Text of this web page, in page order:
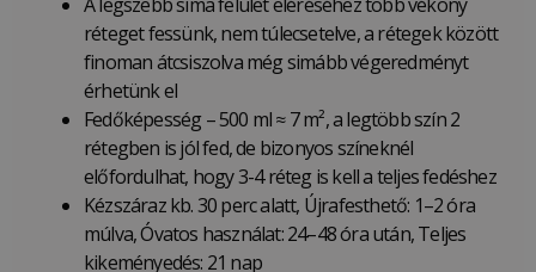
réteget fessünk, nem túlecsetelve, a rétegek között
finoman átcsiszolva még simább végeredményt
érhetünk el
Fedőképesség – 500 ml ≈ 7 m², a legtöbb szín 2
rétegben is jól fed, de bizonyos színeknél
előfordulhat, hogy 3-4 réteg is kell a teljes fedéshez
Kézszáraz kb. 30 perc alatt, Újrafesthető: 1–2 óra
múlva, Óvatos használat: 24–48 óra után, Teljes
kikeményedés: 21 nap